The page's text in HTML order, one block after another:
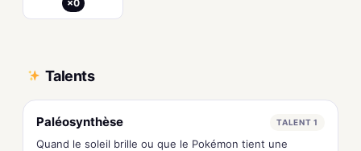
×0
Talents
Paléosynthèse TALENT 1
Quand le soleil brille ou que le Pokémon tient une